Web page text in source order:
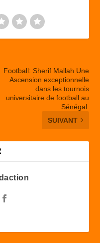
Football: Sherif Mallah Une
Ascension exceptionnelle
dans les tournois
universitaire de football au
Sénégal.
SUIVANT